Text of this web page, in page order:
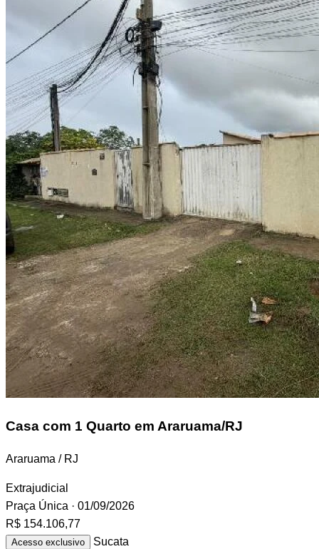
Casa com 1 Quarto em Araruama/RJ
Araruama / RJ
Extrajudicial
Praça Única · 01/09/2026
R$ 154.106,77
Acesso exclusivo Sucata